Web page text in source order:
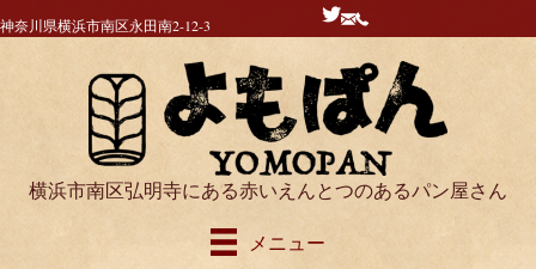
神奈川県横浜市南区永田南2-12-3
横浜市南区弘明寺にある赤いえんとつのあるパン屋さん
メニュー